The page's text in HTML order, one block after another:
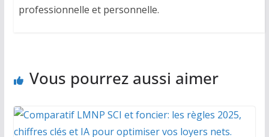
professionnelle et personnelle.
Vous pourrez aussi aimer